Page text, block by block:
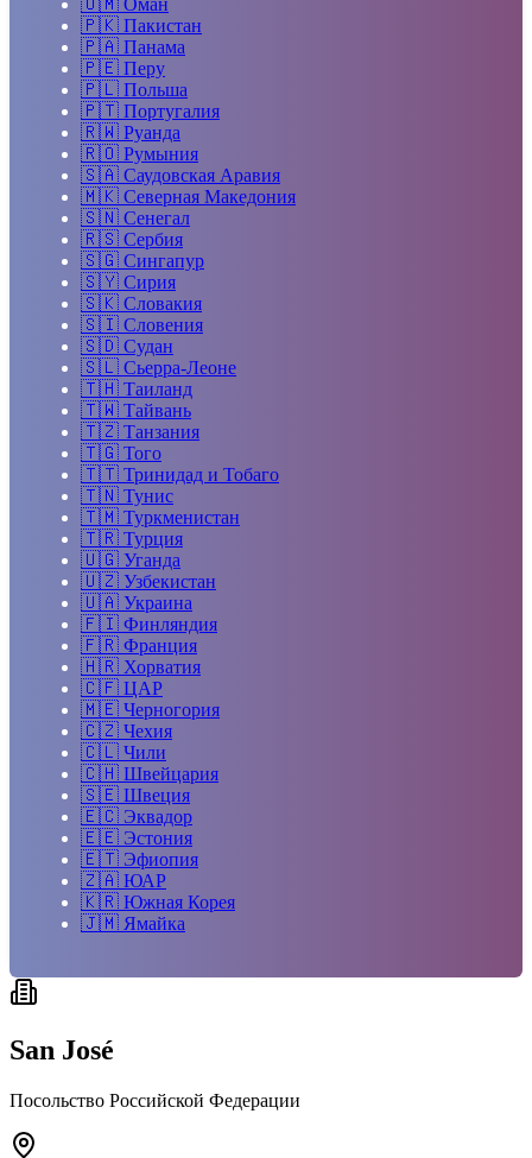
🇵🇰 Пакистан
🇵🇦 Панама
🇵🇪 Перу
🇵🇱 Польша
🇵🇹 Португалия
🇷🇼 Руанда
🇷🇴 Румыния
🇸🇦 Саудовская Аравия
🇲🇰 Северная Македония
🇸🇳 Сенегал
🇷🇸 Сербия
🇸🇬 Сингапур
🇸🇾 Сирия
🇸🇰 Словакия
🇸🇮 Словения
🇸🇩 Судан
🇸🇱 Сьерра-Леоне
🇹🇭 Таиланд
🇹🇼 Тайвань
🇹🇿 Танзания
🇹🇬 Того
🇹🇹 Тринидад и Тобаго
🇹🇳 Тунис
🇹🇲 Туркменистан
🇹🇷 Турция
🇺🇬 Уганда
🇺🇿 Узбекистан
🇺🇦 Украина
🇫🇮 Финляндия
🇫🇷 Франция
🇭🇷 Хорватия
🇨🇫 ЦАР
🇲🇪 Черногория
🇨🇿 Чехия
🇨🇱 Чили
🇨🇭 Швейцария
🇸🇪 Швеция
🇪🇨 Эквадор
🇪🇪 Эстония
🇪🇹 Эфиопия
🇿🇦 ЮАР
🇰🇷 Южная Корея
🇯🇲 Ямайка
San José
Посольство Российской Федерации